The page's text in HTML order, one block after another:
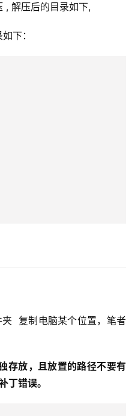
, 解压后的目录如下,
下：
复制电脑某个位置，笔者
存放，且放置的路径不要有
丁错误。